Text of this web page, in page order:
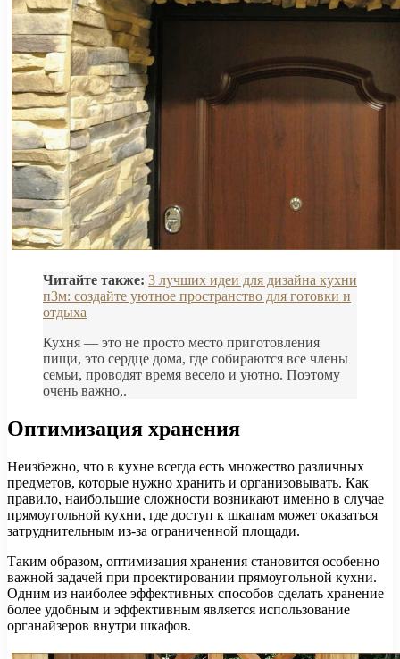
Читайте также: 3 лучших идеи для дизайна кухни
п3м: создайте уютное пространство для готовки и
отдыха
Кухня — это не просто место приготовления
пищи, это сердце дома, где собираются все члены
семьи, проводят время весело и уютно. Поэтому
очень важно,.
Оптимизация хранения
Неизбежно, что в кухне всегда есть множество различных
предметов, которые нужно хранить и организовывать. Как
правило, наибольшие сложности возникают именно в случае
прямоугольной кухни, где доступ к шкапам может оказаться
затруднительным из-за ограниченной площади.
Таким образом, оптимизация хранения становится особенно
важной задачей при проектировании прямоугольной кухни.
Одним из наиболее эффективных способов сделать хранение
более удобным и эффективным является использование
органайзеров внутри шкафов.